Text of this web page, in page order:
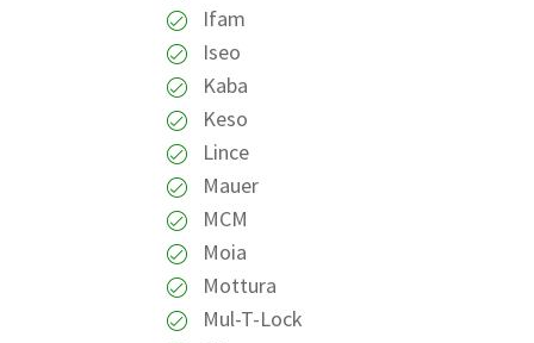
Ifam
Iseo
Kaba
Keso
Lince
Mauer
MCM
Moia
Mottura
Mul-T-Lock